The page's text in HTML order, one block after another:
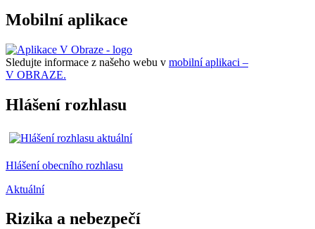
Mobilní aplikace
Sledujte informace z našeho webu v mobilní aplikaci –
V OBRAZE.
Hlášení rozhlasu
Hlášení obecního rozhlasu
Aktuální
Rizika a nebezpečí